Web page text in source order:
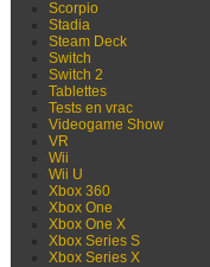
Scorpio
Stadia
Steam Deck
Switch
Switch 2
Tablettes
Tests en vrac
Videogame Show
VR
Wii
Wii U
Xbox 360
Xbox One
Xbox One X
Xbox Series S
Xbox Series X